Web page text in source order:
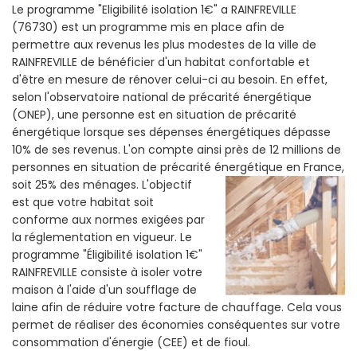
Le programme "Eligibilité isolation 1€" a RAINFREVILLE
(76730) est un programme mis en place afin de
permettre aux revenus les plus modestes de la ville de
RAINFREVILLE de bénéficier d'un habitat confortable et
d'être en mesure de rénover celui-ci au besoin. En effet,
selon l'observatoire national de précarité énergétique
(ONEP), une personne est en situation de précarité
énergétique lorsque ses dépenses énergétiques dépasse
10% de ses revenus. L'on compte ainsi près de 12 millions de
personnes en situation de précarité énergétique en France,
soit 25% des ménages. L'objectif
est que votre habitat soit
conforme aux normes exigées par
la réglementation en vigueur. Le
programme "Éligibilité isolation 1€"
RAINFREVILLE consiste à isoler votre
maison à l'aide d'un soufflage de
laine afin de réduire votre facture de chauffage. Cela vous
permet de réaliser des économies conséquentes sur votre
consommation d'énergie (CEE) et de fioul.